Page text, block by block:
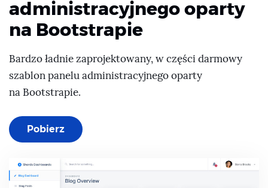
administracyjnego oparty
na Bootstrapie
Bardzo ładnie zaprojektowany, w części darmowy
szablon panelu administracyjnego oparty
na Bootstrapie.
Pobierz